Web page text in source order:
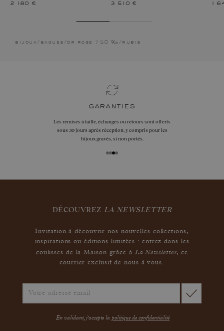
2 180 € 3 510 € 1
bijoux / bagues / or rose 750 ‰ / rubis
garanties
Les remises à taille, échanges ou retours sont offerts
sous 30 jours après réception, y compris pour les
bijoux gravés, si non portés.
DÉCOUVREZ LA NEWSLETTER
Invitation à découvrir nos nouvelles collections,
inspirations ou éditions limitées : entrez dans les
coulisses de la Maison grâce à La Newsletter,ce
courrier exclusif de nous à vous.
En validant, j'accepte la politique de confidentialité